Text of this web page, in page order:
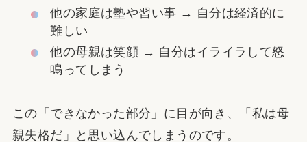
他の家庭は塾や習い事 → 自分は経済的に
難しい
他の母親は笑顔 → 自分はイライラして怒
鳴ってしまう
この「できなかった部分」に目が向き、「私は母
親失格だ」と思い込んでしまうのです。